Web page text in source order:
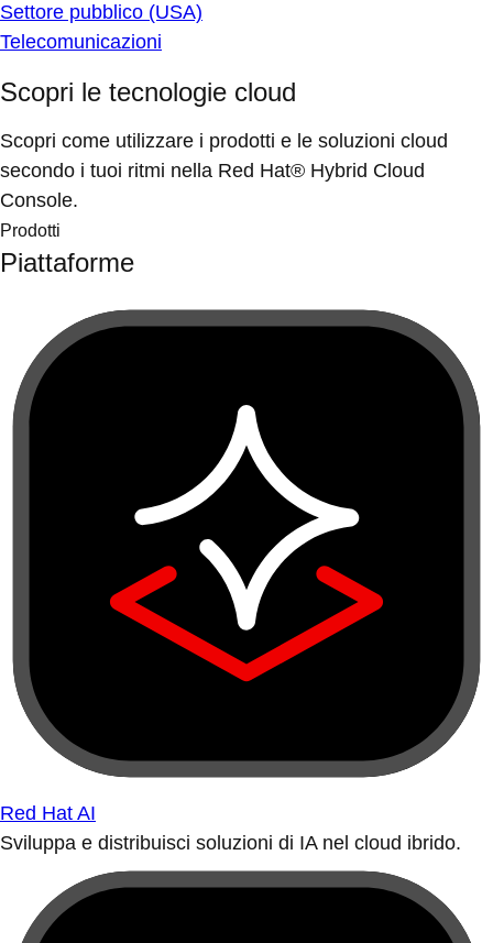
Settore pubblico (USA)
Telecomunicazioni
Scopri le tecnologie cloud
Scopri come utilizzare i prodotti e le soluzioni cloud
secondo i tuoi ritmi nella Red Hat® Hybrid Cloud
Console.
Prodotti
Piattaforme
Red Hat AI
Sviluppa e distribuisci soluzioni di IA nel cloud ibrido.